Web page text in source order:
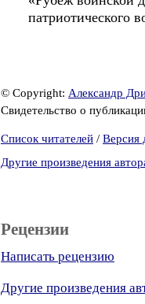
патриотического
© Copyright: Александр
Свидетельство о
Список читателей / Версия
Другие произведения
Рецензии
Написать рецензию
Другие произведения